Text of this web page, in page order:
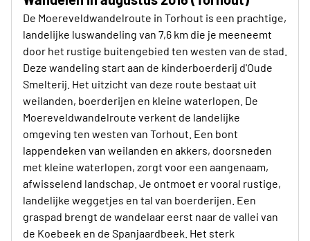
De Moereveldwandelroute in Torhout is een prachtige,
landelijke luswandeling van 7,6 km die je meeneemt
door het rustige buitengebied ten westen van de stad.
Deze wandeling start aan de kinderboerderij d'Oude
Smelterij. Het uitzicht van deze route bestaat uit
weilanden, boerderijen en kleine waterlopen. De
Moereveldwandelroute verkent de landelijke
omgeving ten westen van Torhout. Een bont
lappendeken van weilanden en akkers, doorsneden
met kleine waterlopen, zorgt voor een aangenaam,
afwisselend landschap. Je ontmoet er vooral rustige,
landelijke weggetjes en tal van boerderijen. Een
graspad brengt de wandelaar eerst naar de vallei van
de Koebeek en de Spanjaardbeek. Het sterk